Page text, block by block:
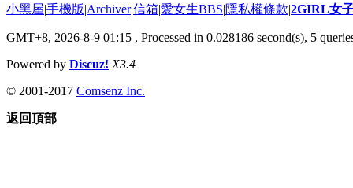
小黑屋|手機版|Archiver|信箱|愛女生BBS|隱私權條款|2GIRL女
GMT+8, 2026-8-9 01:15 , Processed in 0.028186 second(s), 5
Powered by Discuz! X3.4
© 2001-2017 Comsenz Inc.
返回頂部